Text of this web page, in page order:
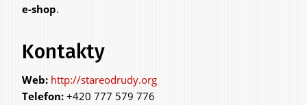
e-shop.
Kontakty
http://stareodrudy.org
Telefon: +420 777 579 776